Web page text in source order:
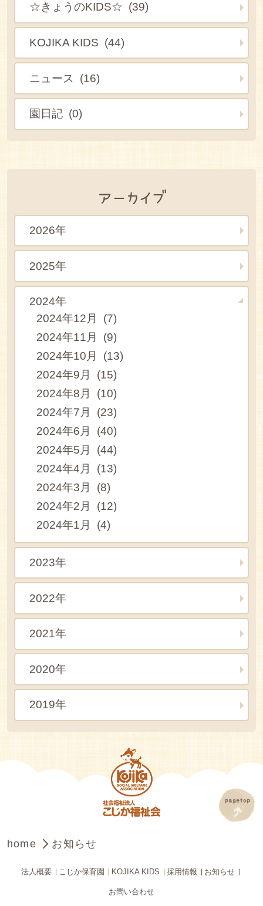
☆きょうのKIDS☆ (39)
KOJIKA KIDS (44)
ニュース (16)
園日記 (0)
アーカイブ
2026年
2025年
2024年
2024年12月 (7)
2024年11月 (9)
2024年10月 (13)
2024年9月 (15)
2024年8月 (10)
2024年7月 (23)
2024年6月 (40)
2024年5月 (44)
2024年4月 (13)
2024年3月 (8)
2024年2月 (12)
2024年1月 (4)
2023年
2022年
2021年
2020年
2019年
home お知らせ
法人概要 こじか保育園 KOJIKA KIDS 採用情報 お知らせ
お問い合わせ